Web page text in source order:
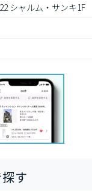
シャルム・サンキ1F
す